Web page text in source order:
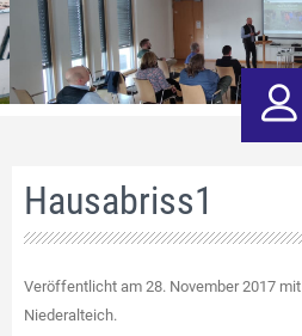
Hausabriss1
Veröffentlicht am 28. November 2017 mit
Niederalteich.